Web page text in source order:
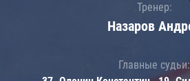
Тренер:
Назаров
Главные судьи: